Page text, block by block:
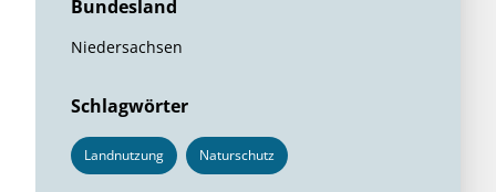
Bundesland
Niedersachsen
Schlagwörter
Landnutzung Naturschutz